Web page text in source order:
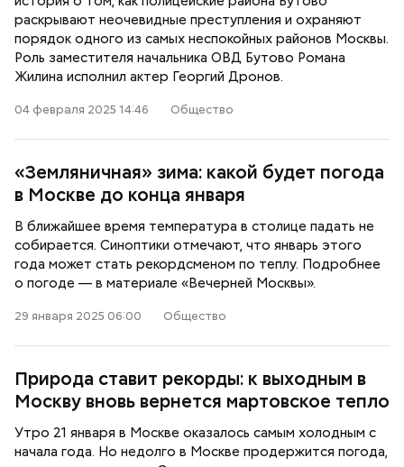
раскрывают неочевидные преступления и охраняют
порядок одного из самых неспокойных районов Москвы.
Роль заместителя начальника ОВД Бутово Романа
Жилина исполнил актер Георгий Дронов.
04 февраля 2025 14:46 Общество
«Земляничная» зима: какой будет погода
в Москве до конца января
В ближайшее время температура в столице падать не
собирается. Синоптики отмечают, что январь этого
года может стать рекордсменом по теплу. Подробнее
о погоде — в материале «Вечерней Москвы».
29 января 2025 06:00 Общество
Природа ставит рекорды: к выходным в
Москву вновь вернется мартовское тепло
Утро 21 января в Москве оказалось самым холодным с
начала года. Но недолго в Москве продержится погода,